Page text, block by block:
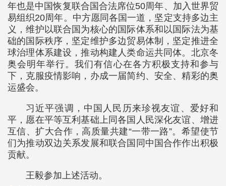
年也是中国恢复联合国合法席位50周年、加入世界贸
易组织20周年。中方愿同各国一道，坚定支持多边主
义，维护以联合国为核心的国际体系和以国际法为基
础的国际秩序，坚定维护多边贸易体制，坚定推进全
球治理体系建设，推动构建人类命运共同体。北京冬
奥会明年举行。我们有信心在各方积极支持和参与
下，克服疫情影响，办成一届简约、安全、精彩的奥
运盛会。
习近平强调，中国人民历来珍视友谊、爱好和
平，愿在平等互利基础上同各国人民深化友谊、增进
互信、扩大合作，高质量共建“一带一路”。希望使节
们为推动双边关系发展和联合国同中国合作作出积极
贡献。
王毅参加上述活动。